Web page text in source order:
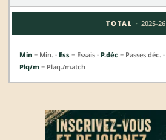
TOTAL · 2025-26
Min = Min. · Ess = Essais · P.déc = Passes déc. ·
Plq/m = Plaq./match